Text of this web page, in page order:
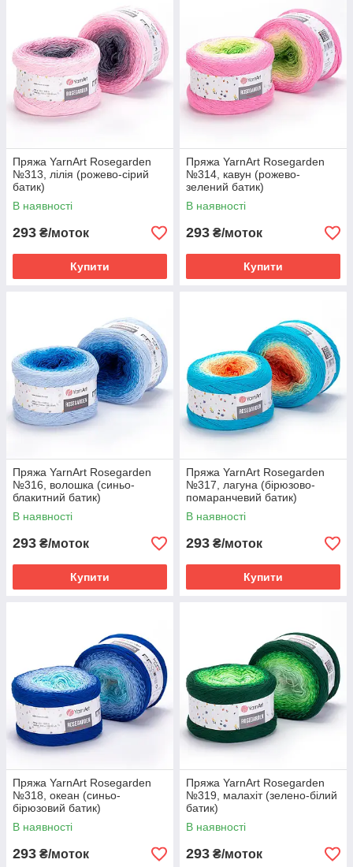
Пряжа YarnArt Rosegarden
№313, лілія (рожево-сірий
батик)
В наявності
293 ₴/моток
Купити
Пряжа YarnArt Rosegarden
№314, кавун (рожево-
зелений батик)
В наявності
293 ₴/моток
Купити
Пряжа YarnArt Rosegarden
№316, волошка (синьо-
блакитний батик)
В наявності
293 ₴/моток
Купити
Пряжа YarnArt Rosegarden
№317, лагуна (бірюзово-
помаранчевий батик)
В наявності
293 ₴/моток
Купити
Пряжа YarnArt Rosegarden
№318, океан (синьо-
бірюзовий батик)
В наявності
293 ₴/моток
Пряжа YarnArt Rosegarden
№319, малахіт (зелено-білий
батик)
В наявності
293 ₴/моток